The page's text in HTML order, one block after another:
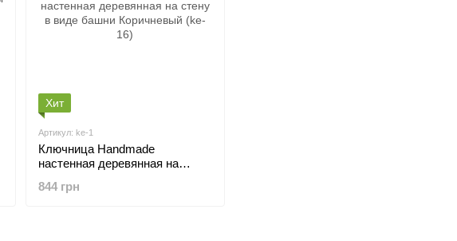
Хит
Артикул: ke-1
Ключница Handmade
настенная деревянная на
Коричневый (ke-16)
844 грн